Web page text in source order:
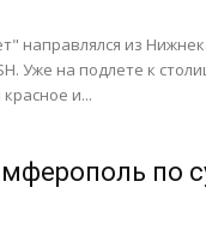
направлялся из
Уже на подлете к
и...
по